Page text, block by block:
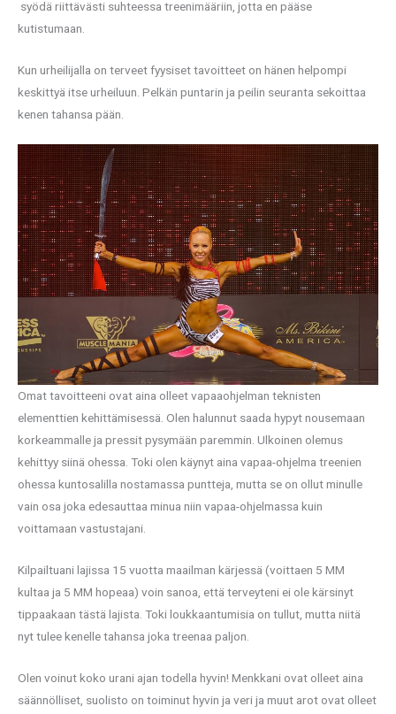
syödä riittävästi suhteessa treenimääriin, jotta en pääse
kutistumaan.
Kun urheilijalla on terveet fyysiset tavoitteet on hänen helpompi
keskittyä itse urheiluun. Pelkän puntarin ja peilin seuranta sekoittaa
kenen tahansa pään.
Omat tavoitteeni ovat aina olleet vapaaohjelman teknisten
elementtien kehittämisessä. Olen halunnut saada hypyt nousemaan
korkeammalle ja pressit pysymään paremmin. Ulkoinen olemus
kehittyy siinä ohessa. Toki olen käynyt aina vapaa-ohjelma treenien
ohessa kuntosalilla nostamassa puntteja, mutta se on ollut minulle
vain osa joka edesauttaa minua niin vapaa-ohjelmassa kuin
voittamaan vastustajani.
Kilpailtuani lajissa 15 vuotta maailman kärjessä (voittaen 5 MM
kultaa ja 5 MM hopeaa) voin sanoa, että terveyteni ei ole kärsinyt
tippaakaan tästä lajista. Toki loukkaantumisia on tullut, mutta niitä
nyt tulee kenelle tahansa joka treenaa paljon.
Olen voinut koko urani ajan todella hyvin! Menkkani ovat olleet aina
säännölliset, suolisto on toiminut hyvin ja veri ja muut arot ovat olleet